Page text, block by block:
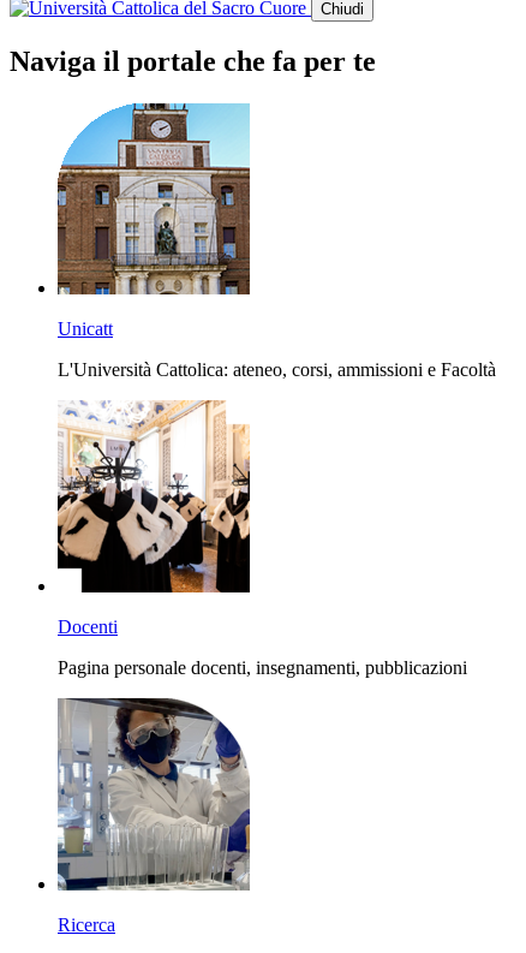
Chiudi
Naviga il portale che fa per te
Unicatt
L'Università Cattolica: ateneo, corsi, ammissioni e Facoltà
Docenti
Pagina personale docenti, insegnamenti, pubblicazioni
Ricerca